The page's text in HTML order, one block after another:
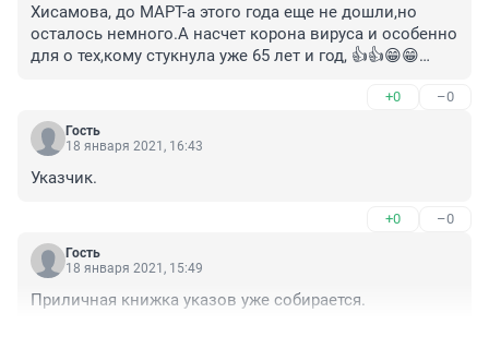
Хисамова, до МАРТ-а этого года еще не дошли,но
осталось немного.А насчет корона вируса и особенно
для о тех,кому стукнула уже 65 лет и год, 👍👍😁😁
+0 –0
Гость
18 января 2021, 16:43
Указчик.
+0 –0
Гость
18 января 2021, 15:49
Приличная книжка указов уже собирается.